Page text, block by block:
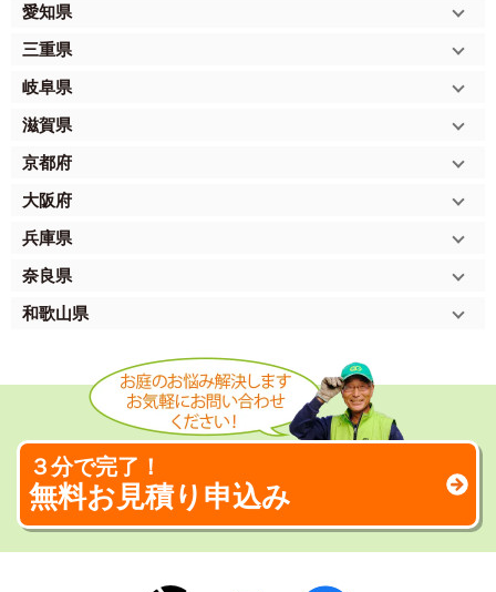
愛知県
三重県
岐阜県
滋賀県
京都府
大阪府
兵庫県
奈良県
和歌山県
３分で完了！
無料お見積り申込み